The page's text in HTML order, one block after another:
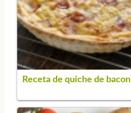
Receta de quiche de bacon